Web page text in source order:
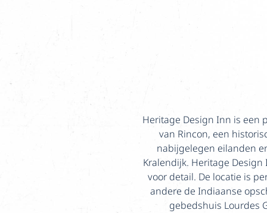
Heritage Design Inn is een
van Rincon, een
nabijgelegen eilanden
Kralendijk. Heritage
voor detail. De locatie is
andere de Indiaanse
gebedshuis Lourdes